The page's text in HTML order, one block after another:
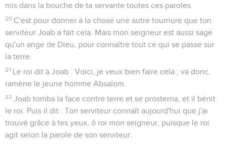
mis dans la bouche de ta servante toutes ces paroles.
20 C'est pour donner à la chose une autre tournure que ton
serviteur Joab a fait cela. Mais mon seigneur est aussi sage
qu'un ange de Dieu, pour connaître tout ce qui se passe sur
la terre.
21 Le roi dit à Joab : Voici, je veux bien faire cela ; va donc,
ramène le jeune homme Absalom.
22 Joab tomba la face contre terre et se prosterna, et il bénit
le roi. Puis il dit : Ton serviteur connaît aujourd'hui que j'ai
trouvé grâce à tes yeux, ô roi mon seigneur, puisque le roi
agit selon la parole de son serviteur.